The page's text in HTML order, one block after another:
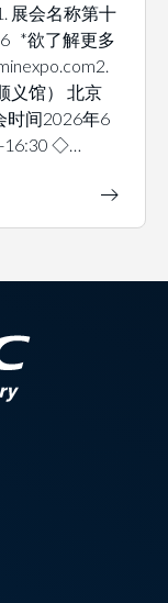
展会名称第十
*欲了解更多
义馆） 北京
时间2026年6
16:30 ◇…